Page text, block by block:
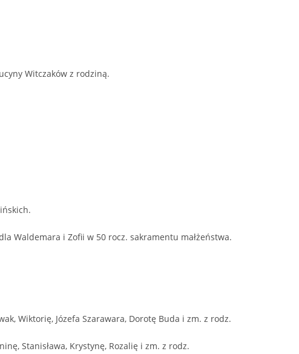
Witczaków z rodziną.
Waldemara i Zofii w 50 rocz. sakramentu małżeństwa.
Wiktorię, Józefa Szarawara, Dorotę Buda i zm. z rodz.
Stanisława, Krystynę, Rozalię i zm. z rodz.